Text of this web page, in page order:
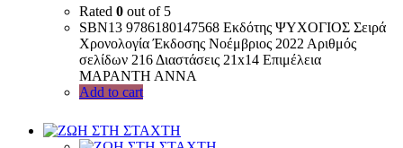
Rated 0 out of 5
SBN13 9786180147568 Εκδότης ΨΥΧΟΓΙΟΣ Σειρά
Χρονολογία Έκδοσης Νοέμβριος 2022 Αριθμός
σελίδων 216 Διαστάσεις 21x14 Επιμέλεια
ΜΑΡΑΝΤΗ ΑΝΝΑ
Add to cart